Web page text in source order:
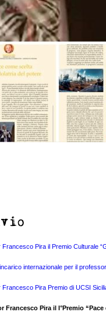
Pira il Premio Culturale
internazionale per il
Pira Premio di UCSI
Francesco Pira il I°Premio